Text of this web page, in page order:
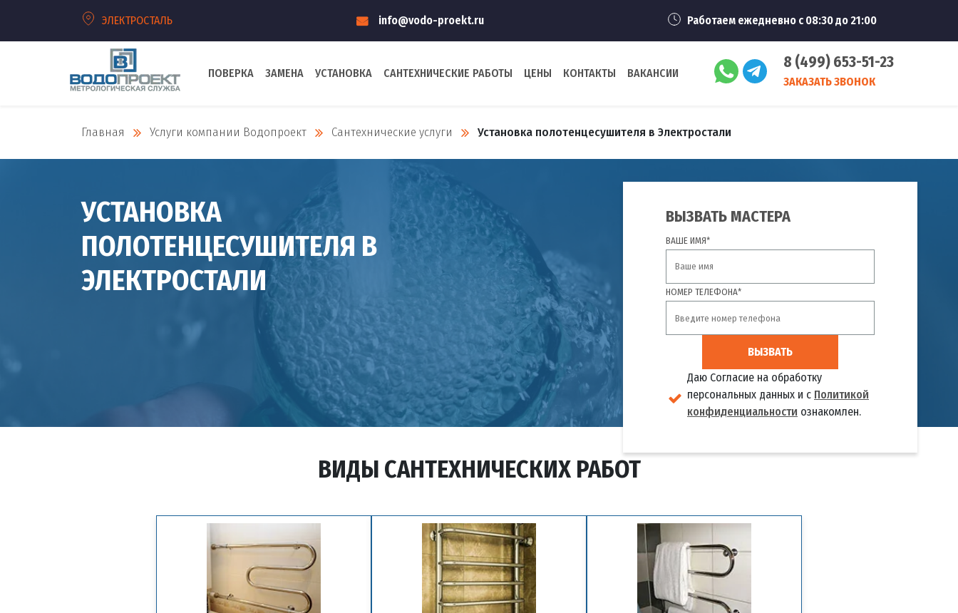
ЭЛЕКТРОСТАЛЬ info@vodo-proekt.ru Работаем ежедневно с 08:30 до 21:00
ПОВЕРКА ЗАМЕНА УСТАНОВКА САНТЕХНИЧЕСКИЕ РАБОТЫ ЦЕНЫ КОНТАКТЫ ВАКАНСИИ
8 (499) 653-51-23
ЗАКАЗАТЬ ЗВОНОК
Главная Услуги компании Водопроект Сантехнические услуги Установка полотенцесушителя в Электростали
УСТАНОВКА
ПОЛОТЕНЦЕСУШИТЕЛЯ В
ЭЛЕКТРОСТАЛИ
ВЫЗВАТЬ МАСТЕРА
ВАШЕ ИМЯ*
НОМЕР ТЕЛЕФОНА*
ВЫЗВАТЬ
Даю Согласие на обработку
персональных данных и с Политикой
конфиденциальности ознакомлен.
ВИДЫ САНТЕХНИЧЕСКИХ РАБОТ